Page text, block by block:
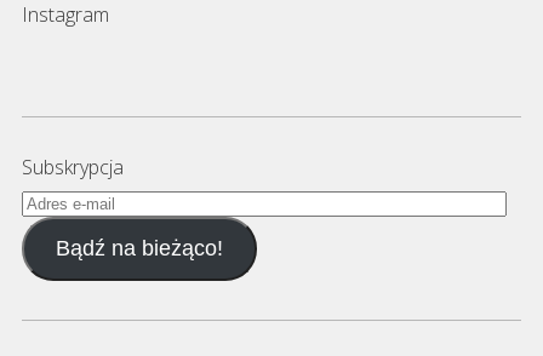
Instagram
Subskrypcja
Adres
e-
mailBądź na bieżąco!